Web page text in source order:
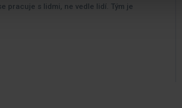
pracuje s lidmi, ne vedle lidí. Tým je